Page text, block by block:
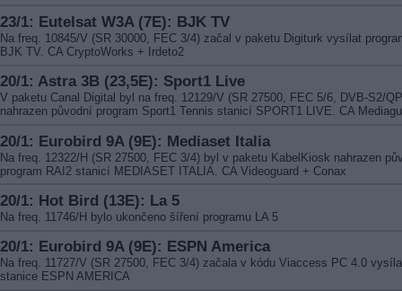
23/1: Eutelsat W3A (7E): BJK TV
Na freq. 10845/V (SR 30000, FEC 3/4) začal v paketu Digiturk vysílat
BJK TV. CA CryptoWorks + Irdeto2
20/1: Astra 3B (23,5E): Sport1 Live
V paketu Canal Digital byl na freq. 12129/V (SR 27500, FEC 5/6, DVB-S2/
nahrazen původní program Sport1 Tennis stanicí SPORT1 LIVE. CA
20/1: Eurobird 9A (9E): Mediaset Italia
Na freq. 12322/H (SR 27500, FEC 3/4) byl v paketu KabelKiosk nahrazen
program RAI2 stanicí MEDIASET ITALIA. CA Videoguard + Conax
20/1: Hot Bird (13E): La 5
Na freq. 11746/H bylo ukončeno šíření programu LA 5
20/1: Eurobird 9A (9E): ESPN America
Na freq. 11727/V (SR 27500, FEC 3/4) začala v kódu Viaccess PC 4.0
stanice ESPN AMERICA